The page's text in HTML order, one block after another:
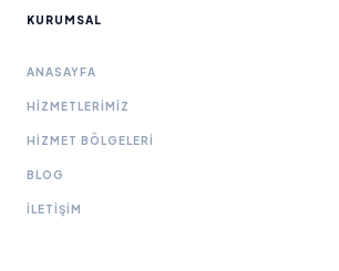
KURUMSAL
ANASAYFA
HIZMETLERIMIZ
HIZMET BÖLGELERI
BLOG
İLETIŞIM